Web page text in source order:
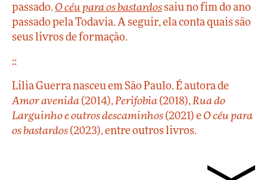
passado. O céu para os bastardos saiu no fim do ano
passado pela Todavia. A seguir, ela conta quais são
seus livros de formação.
::
Lilia Guerra nasceu em São Paulo. É autora de
Amor avenida (2014),Perifobia (2018),Rua do
Larguinho e outros descaminhos (2021) e O céu para
os bastardos (2023), entre outros livros.